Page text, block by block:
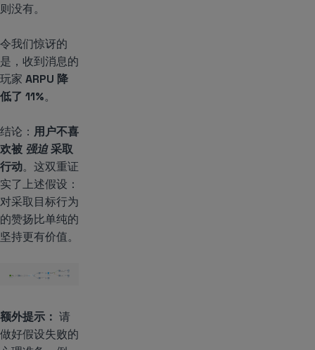
则没有。
令我们惊讶的
是，收到消息的
玩家 ARPU 降
低了 11%。
结论： 用户不喜
欢被 强迫采取
行动。这双重证
实了上述假设：
对采取目标行为
的赞扬比单纯的
坚持更有价值。
额外提示： 请
做好假设失败的